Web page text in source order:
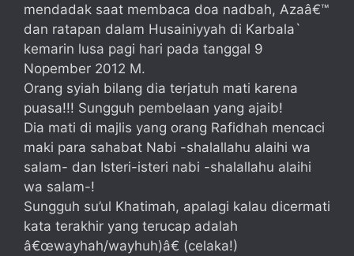
mendadak saat membaca doa nadbah, Azaâ€™
dan ratapan dalam Husainiyyah di Karbala`
kemarin lusa pagi hari pada tanggal 9
Nopember 2012 M.
Orang syiah bilang dia terjatuh mati karena
puasa!!! Sungguh pembelaan yang ajaib!
Dia mati di majlis yang orang Rafidhah mencaci
maki para sahabat Nabi -shalallahu alaihi wa
salam- dan Isteri-isteri nabi -shalallahu alaihi
wa salam-!
Sungguh su’ul Khatimah, apalagi kalau dicermati
kata terakhir yang terucap adalah
â€œwayhah/wayhuh)â€ (celaka!)